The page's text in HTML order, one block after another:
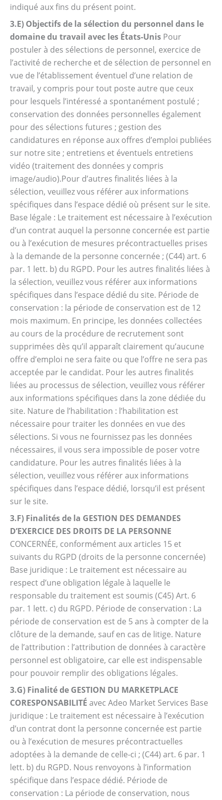
indiqué aux fins du présent point.
3.E) Objectifs de la sélection du personnel dans le
domaine du travail avec les États-Unis Pour
postuler à des sélections de personnel, exercice de
l’activité de recherche et de sélection de personnel en
vue de l’établissement éventuel d’une relation de
travail, y compris pour tout poste autre que ceux
pour lesquels l’intéressé a spontanément postulé ;
conservation des données personnelles également
pour des sélections futures ; gestion des
candidatures en réponse aux offres d’emploi publiées
sur notre site ; entretiens et éventuels entretiens
vidéo (traitement des données y compris
image/audio).Pour d’autres finalités liées à la
sélection, veuillez vous référer aux informations
spécifiques dans l’espace dédié où présent sur le site.
Base légale : Le traitement est nécessaire à l’exécution
d’un contrat auquel la personne concernée est partie
ou à l’exécution de mesures précontractuelles prises
à la demande de la personne concernée ; (C44) art. 6
par. 1 lett. b) du RGPD. Pour les autres finalités liées à
la sélection, veuillez vous référer aux informations
spécifiques dans l’espace dédié du site. Période de
conservation : la période de conservation est de 12
mois maximum. En principe, les données collectées
au cours de la procédure de recrutement sont
supprimées dès qu’il apparaît clairement qu’aucune
offre d’emploi ne sera faite ou que l’offre ne sera pas
acceptée par le candidat. Pour les autres finalités
liées au processus de sélection, veuillez vous référer
aux informations spécifiques dans la zone dédiée du
site. Nature de l’habilitation : l’habilitation est
nécessaire pour traiter les données en vue des
sélections. Si vous ne fournissez pas les données
nécessaires, il vous sera impossible de poser votre
candidature. Pour les autres finalités liées à la
sélection, veuillez vous référer aux informations
spécifiques dans l’espace dédié, lorsqu’il est présent
sur le site.
3.F) Finalités de la GESTION DES DEMANDES
D’EXERCICE DES DROITS DE LA PERSONNE
CONCERNÉE, conformément aux articles 15 et
suivants du RGPD (droits de la personne concernée)
Base juridique : Le traitement est nécessaire au
respect d’une obligation légale à laquelle le
responsable du traitement est soumis (C45) Art. 6
par. 1 lett. c) du RGPD. Période de conservation : La
période de conservation est de 5 ans à compter de la
clôture de la demande, sauf en cas de litige. Nature
de l’attribution : l’attribution de données à caractère
personnel est obligatoire, car elle est indispensable
pour pouvoir remplir des obligations légales.
3.G) Finalité de GESTION DU MARKETPLACE
CORESPONSABILITÉ avec Adeo Market Services Base
juridique : Le traitement est nécessaire à l’exécution
d’un contrat dont la personne concernée est partie
ou à l’exécution de mesures précontractuelles
adoptées à la demande de celle-ci ; (C44) art. 6 par. 1
lett. b) du RGPD. Nous renvoyons à l’information
spécifique dans l’espace dédié. Période de
conservation : La période de conservation, nous